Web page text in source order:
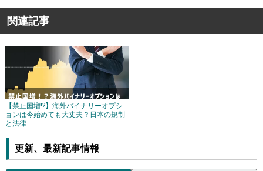
関連記事
【禁止国増!?】海外バイナリーオプシ
ョンは今始めても大丈夫？日本の規制
と法律
更新、最新記事情報